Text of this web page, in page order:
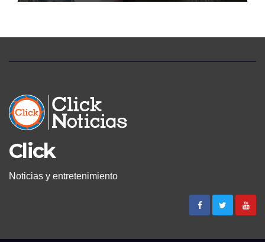
LA MORGUE
Click
Noticias y entretenimiento